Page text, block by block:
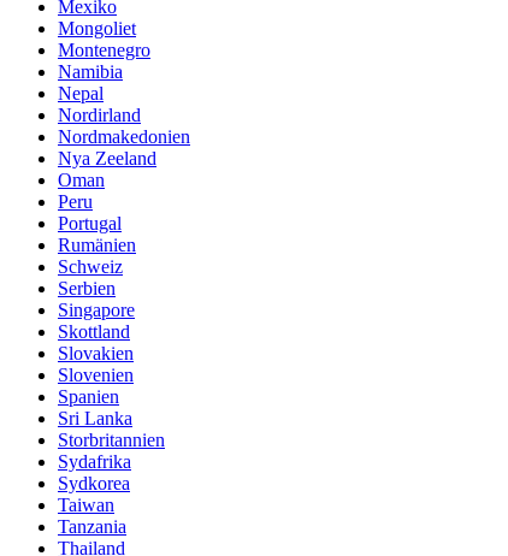
Mexiko
Mongoliet
Montenegro
Namibia
Nepal
Nordirland
Nordmakedonien
Nya Zeeland
Oman
Peru
Portugal
Rumänien
Schweiz
Serbien
Singapore
Skottland
Slovakien
Slovenien
Spanien
Sri Lanka
Storbritannien
Sydafrika
Sydkorea
Taiwan
Tanzania
Thailand